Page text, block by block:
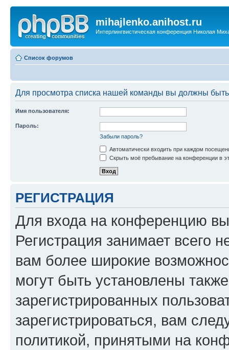
mihajlenko.anihost.ru
Интерлингвистическая конференция Николая
Список форумов
Для просмотра списка нашей команды вы должны
Имя пользователя:
Пароль:
Забыли пароль?
Автоматически входить при каждом
Скрыть моё пребывание на конференции в
РЕГИСТРАЦИЯ
Для входа на конференцию
Регистрация занимает всего
вам более широкие
могут быть установлены
зарегистрированных
зарегистрироваться, вам
политикой, принятыми на